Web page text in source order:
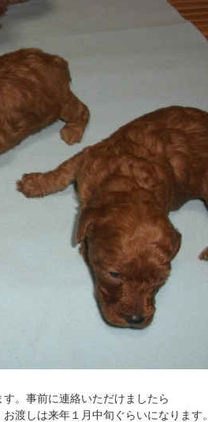
。事前に連絡いただけましたら
渡しは来年１月中旬ぐらいになります。